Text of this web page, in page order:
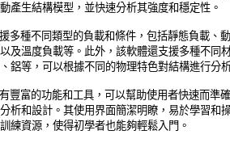
產生結構模型，並快速分析其強度和穩定性。
多種不同類型的負載和條件，包括靜態負載、動
及溫度負載等。此外，該軟體還支援多種不同
鋁等，可以根據不同的物理特色對結構進行分
豐富的功能和工具，可以幫助使用者快速而準確
析和設計。其使用界面簡潔明瞭，易於學習和
練資源，使得初學者也能夠輕鬆入門。